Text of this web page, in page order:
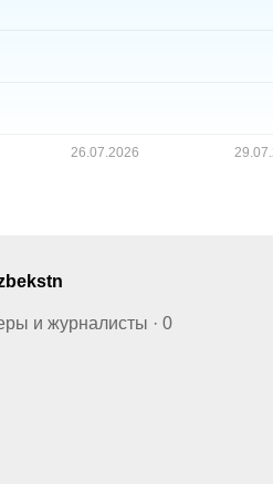
и журналисты · 0